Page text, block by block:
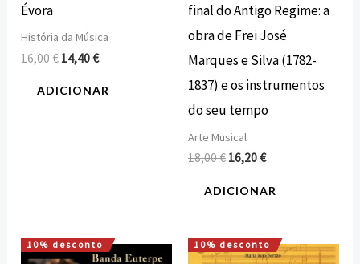
Évora
História da Música
16,00€ 14,40€
ADICIONAR
final do Antigo Regime: a
obra de Frei José
Marques e Silva (1782-
1837) e os instrumentos
do seu tempo
Arte Musical
18,00€ 16,20€
ADICIONAR
10% desconto
O
O
10% desconto
O
O